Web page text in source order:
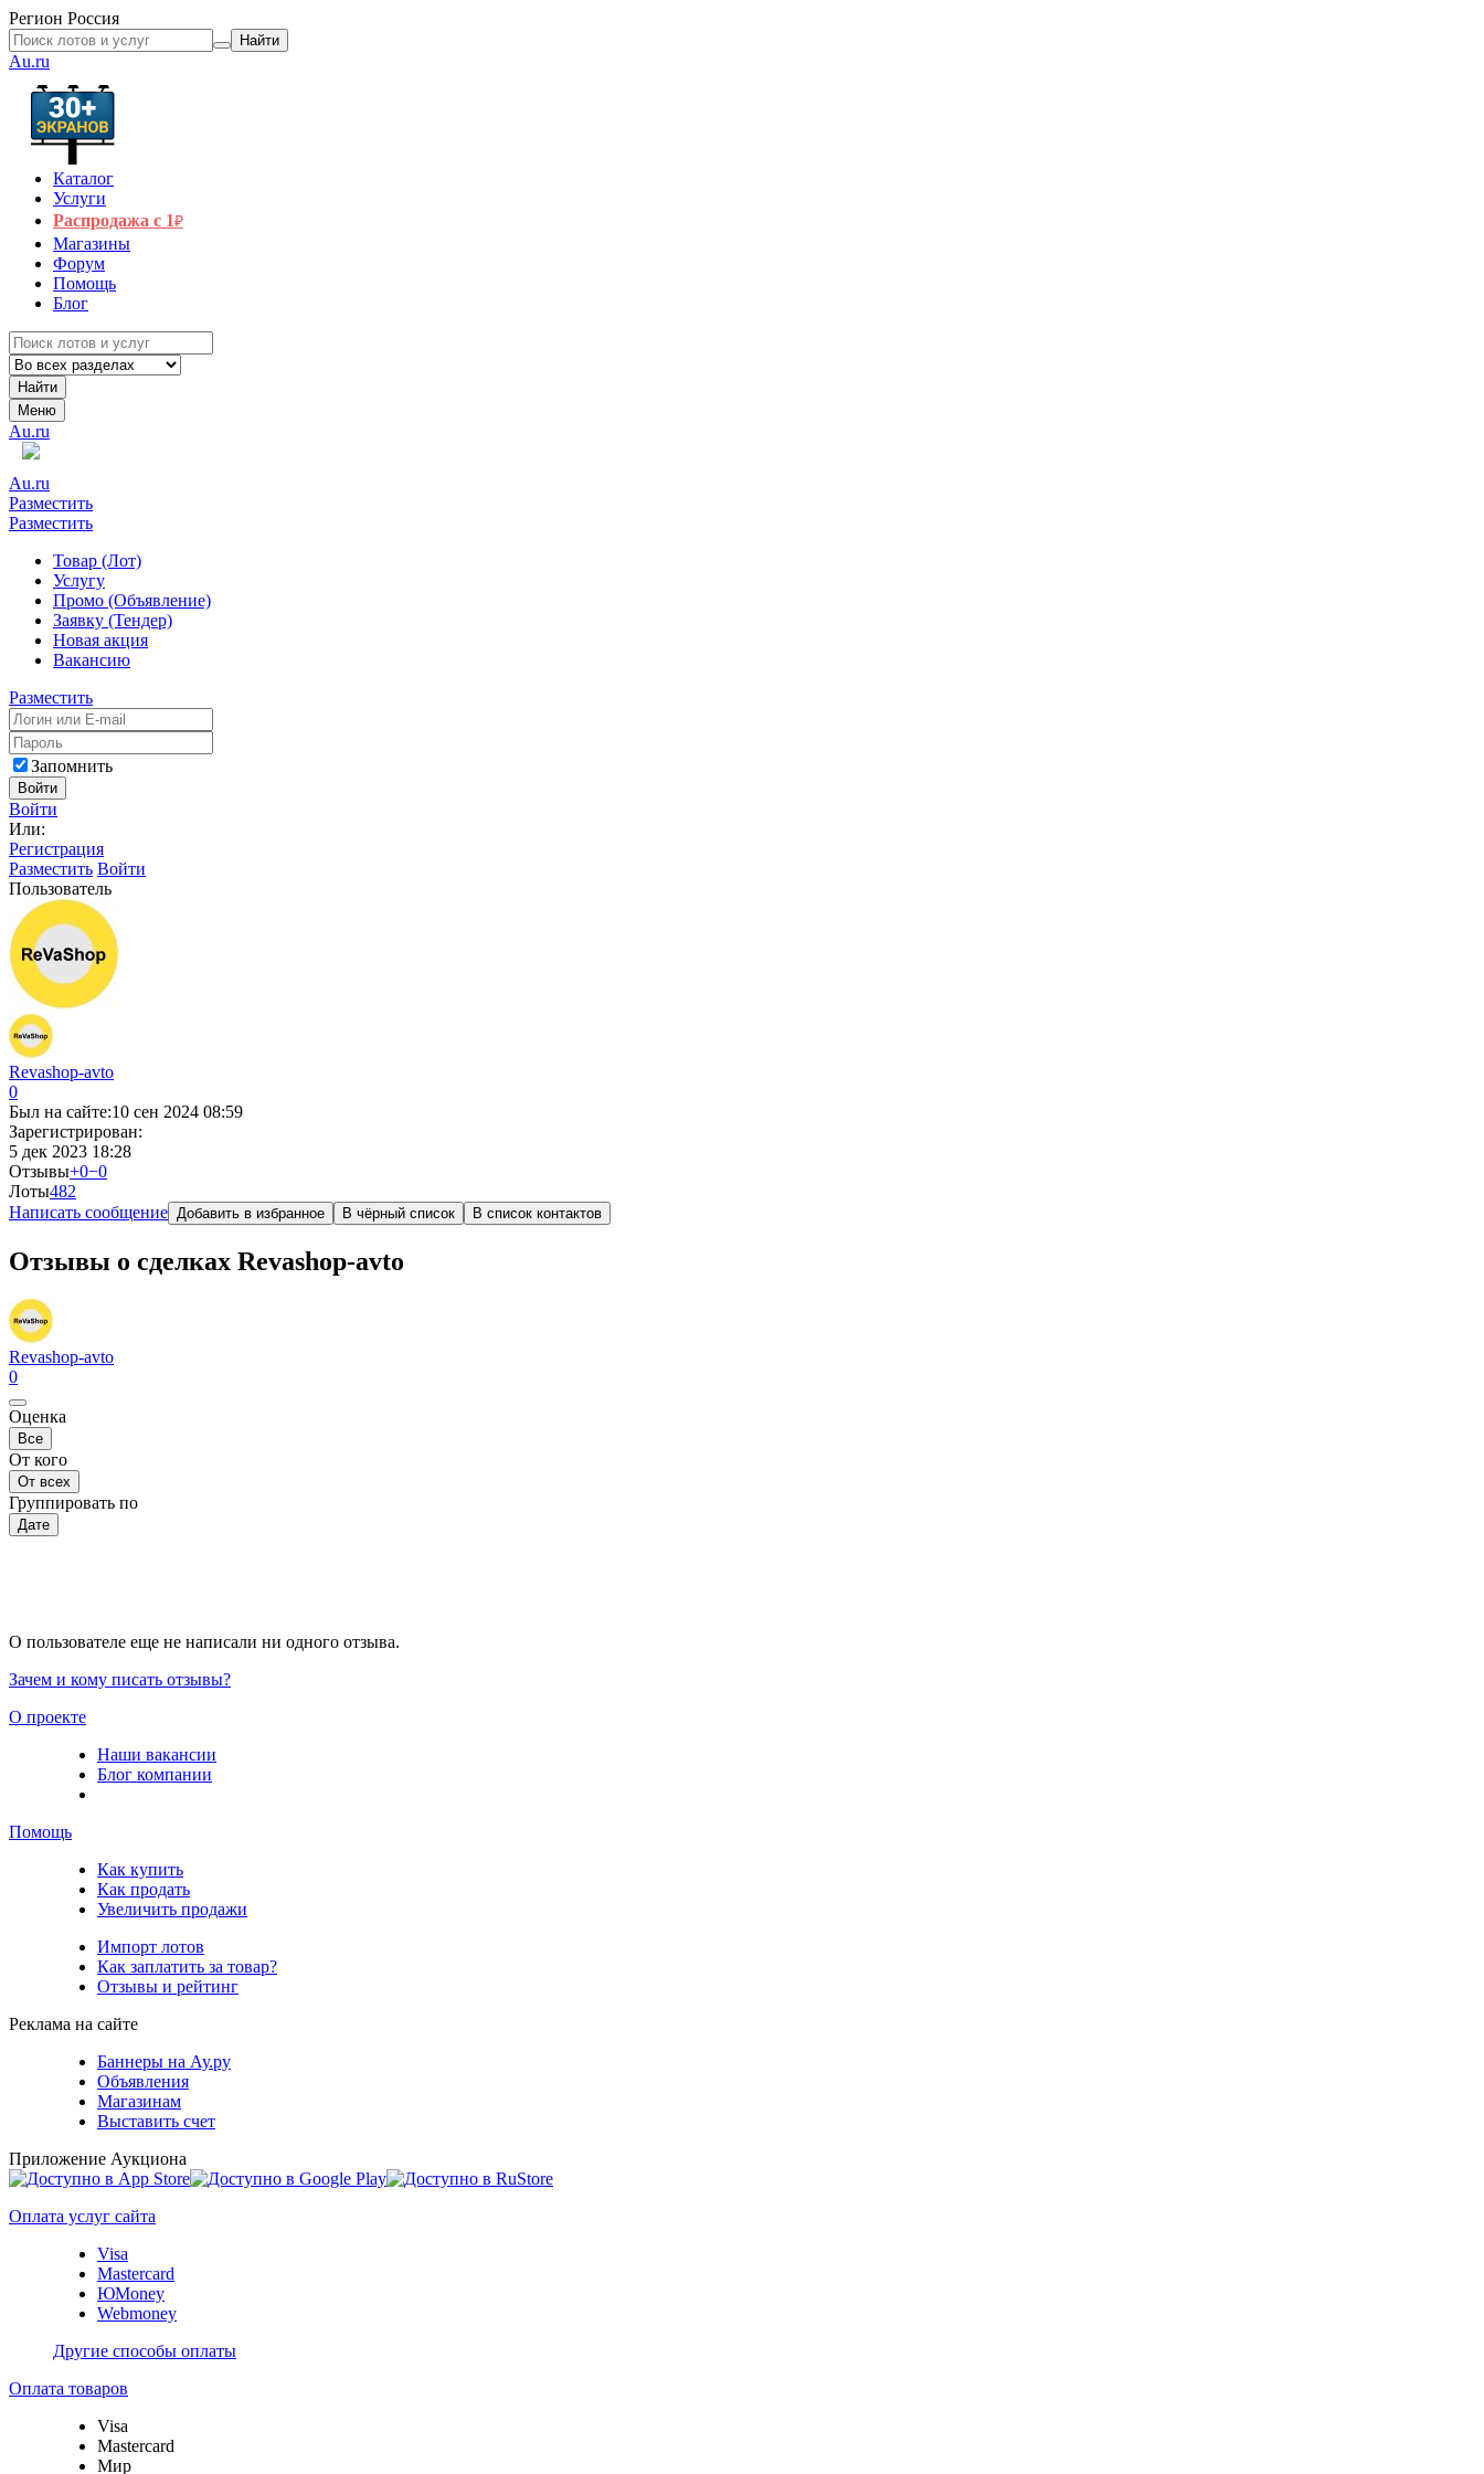
Регион Россия
Найти
Au.ru
Каталог
Услуги
Распродажа с 1₽
Магазины
Форум
Помощь
Блог
Найти
Меню
Au.ru
Au.ru
Разместить
Разместить
Товар (Лот)
Услугу
Промо (Объявление)
Заявку (Тендер)
Новая акция
Вакансию
Разместить
Запомнить
Войти
Войти
Или:
Регистрация
Разместить Войти
Пользователь
Revashop-avto
0
Был на сайте:10 сен 2024 08:59
Зарегистрирован:
5 дек 2023 18:28
Отзывы+0−0
Лоты482
Написать сообщение Добавить в избранное В чёрный список В список контактов
Отзывы о сделках Revashop-avto
Revashop-avto
0
Оценка
Все
От кого
От всех
Группировать по
Дате
О пользователе еще не написали ни одного отзыва.
Зачем и кому писать отзывы?
О проекте
Наши вакансии
Блог компании
Помощь
Как купить
Как продать
Увеличить продажи
Импорт лотов
Как заплатить за товар?
Отзывы и рейтинг
Реклама на сайте
Баннеры на Ау.ру
Объявления
Магазинам
Выставить счет
Приложение Аукциона
Оплата услуг сайта
Visa
Mastercard
ЮMoney
Webmoney
Другие способы оплаты
Оплата товаров
Visa
Mastercard
Мир